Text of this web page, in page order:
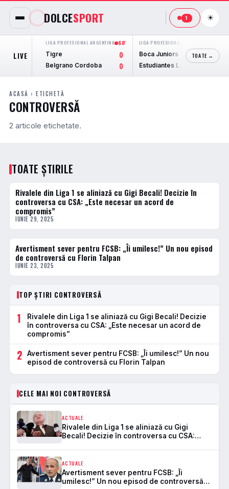
DOLCESPORT 1 ☀
LIVE
LIGA PROFESIONAL ARGENTINA 68'
Tigre
0
Belgrano Cordoba 0
LIGA PROFESIONAL ARGENTINA
Boca Juniors
1
Estudiantes L.P.
TOATE →
ACASĂ › ETICHETĂ
CONTROVERSĂ
2 articole etichetate.
TOATE ȘTIRILE
ACTUALE
Rivalele din Liga 1 se aliniază cu Gigi Becali! Decizie în
controversa cu CSA: „Este necesar un acord de
compromis”
IUNIE 29, 2025
ACTUALE
Avertisment sever pentru FCSB: „Îi umilesc!” Un nou episod
de controversă cu Florin Talpan
IUNIE 23, 2025
TOP ȘTIRI CONTROVERSĂ
1
Rivalele din Liga 1 se aliniază cu Gigi Becali! Decizie
în controversa cu CSA: „Este necesar un acord de
compromis”
2
Avertisment sever pentru FCSB: „Îi umilesc!” Un nou
episod de controversă cu Florin Talpan
CELE MAI NOI CONTROVERSĂ
ACTUALE
Rivalele din Liga 1 se aliniază cu Gigi
Becali! Decizie în controversa cu CSA:
ACTUALE
Avertisment sever pentru FCSB: „Îi
umilesc!” Un nou episod de controversă